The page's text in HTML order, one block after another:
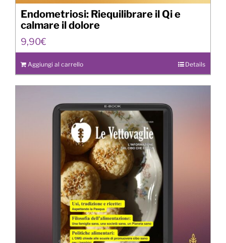
Endometriosi: Riequilibrare il Qi e
calmare il dolore
9,90€
Aggiungi al carrello Details